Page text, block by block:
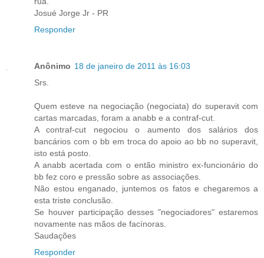
Josué Jorge Jr - PR
Responder
Anônimo 18 de janeiro de 2011 às 16:03
Srs.
Quem esteve na negociação (negociata) do superavit com
cartas marcadas, foram a anabb e a contraf-cut.
A contraf-cut negociou o aumento dos salários dos
bancários com o bb em troca do apoio ao bb no superavit,
isto está posto.
A anabb acertada com o então ministro ex-funcionário do
bb fez coro e pressão sobre as associações.
Não estou enganado, juntemos os fatos e chegaremos a
esta triste conclusão.
Se houver participação desses "negociadores" estaremos
novamente nas mãos de facínoras.
Saudações
Responder